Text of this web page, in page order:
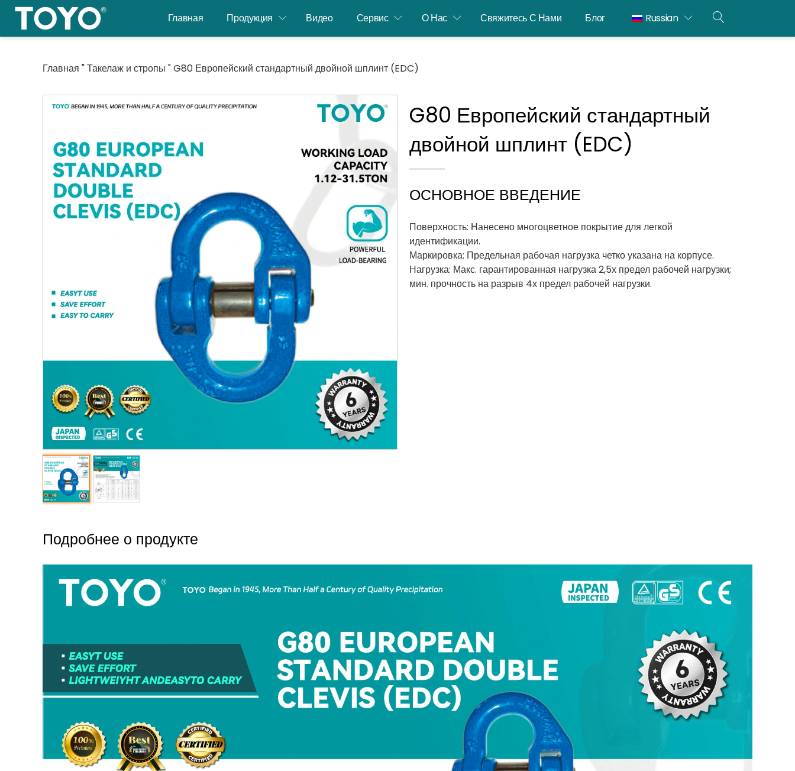
Перейти
содержанию
Главная Продукция Видео Сервис О Нас Свяжитесь С Нами Блог Russian
ОТКРЫТЫЙ
Главная "Такелаж и стропы "G80 Европейский стандартный двойной шплинт (EDC)
G80 Европейский стандартный
двойной шплинт (EDC)
ОСНОВНОЕ ВВЕДЕНИЕ
Поверхность: Нанесено многоцветное покрытие для легкой
идентификации.
Маркировка: Предельная рабочая нагрузка четко указана на корпусе.
Нагрузка: Макс. гарантированная нагрузка 2,5х предел рабочей нагрузки;
мин. прочность на разрыв 4х предел рабочей нагрузки.
Подробнее о продукте